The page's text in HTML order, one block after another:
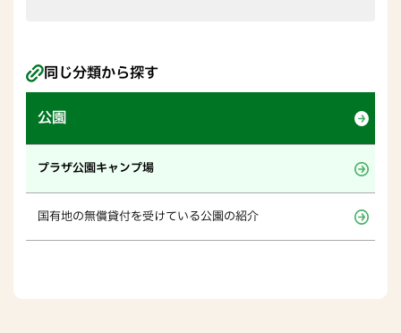
同じ分類から探す
公園
プラザ公園キャンプ場
国有地の無償貸付を受けている公園の紹介